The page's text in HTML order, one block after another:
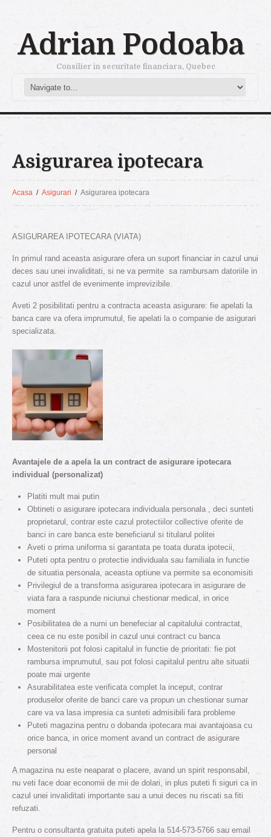
Adrian Podoaba
Consilier in securitate financiara, Quebec
Asigurarea ipotecara
Acasa Asigurari Asigurarea ipotecara
ASIGURAREA IPOTECARA (VIATA)
In primul rand aceasta asigurare ofera un suport financiar in cazul unui
deces sau unei invaliditati, si ne va permite sa rambursam datoriile in
cazul unor astfel de evenimente imprevizibile.
Aveti 2 posibilitati pentru a contracta aceasta asigurare: fie apelati la
banca care va ofera imprumutul, fie apelati la o companie de asigurari
specializata.
Avantajele de a apela la un contract de asigurare ipotecara
individual (personalizat)
Platiti mult mai putin
Obtineti o asigurare ipotecara individuala personala , deci sunteti
proprietarul, contrar este cazul protectiilor collective oferite de
banci in care banca este beneficiarul si titularul politei
Aveti o prima uniforma si garantata pe toata durata ipotecii,
Puteti opta pentru o protectie individuala sau familiala in functie
de situatia personala, aceasta optiune va permite sa economisiti
Privilegiul de a transforma asigurarea ipotecara in asigurare de
viata fara a raspunde niciunui chestionar medical, in orice
moment
Posibilitatea de a numi un benefeciar al capitalului contractat,
ceea ce nu este posibil in cazul unui contract cu banca
Mostenitorii pot folosi capitalul in functie de prioritati: fie pot
rambursa imprumutul, sau pot folosi capitalul pentru alte situatii
poate mai urgente
Asurabilitatea este verificata complet la inceput, contrar
produselor oferite de banci care va propun un chestionar sumar
care va va lasa impresia ca sunteti admisibili fara probleme
Puteti magazina pentru o dobanda ipotecara mai avantajoasa cu
orice banca, in orice moment avand un contract de asigurare
personal
A magazina nu este neaparat o placere, avand un spirit responsabil,
nu veti face doar economii de mii de dolari, in plus puteti fi siguri ca in
cazul unei invaliditati importante sau a unui deces nu riscati sa fiti
refuzati.
Pentru o consultanta gratuita puteti apela la 514-573-5766 sau email